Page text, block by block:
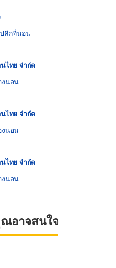
ลีกที่นอน
ไทย จำกัด
งนอน
ไทย จำกัด
งนอน
ไทย จำกัด
งนอน
อาจสนใจ